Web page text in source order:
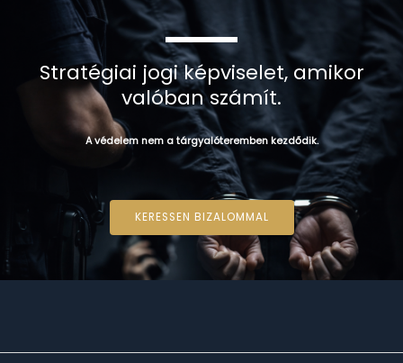
Stratégiai jogi képviselet, amikor
valóban számít.
A védelem nem a tárgyalóteremben kezdődik.
KERESSEN BIZALOMMAL